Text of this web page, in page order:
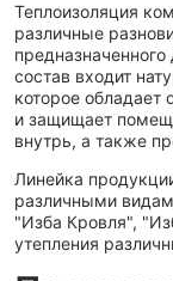
Теплоизоляция
различные
состав входит
которое обладает
и защищает
внутрь, а также
Линейка
различными
"Изба Кровля",
утепления